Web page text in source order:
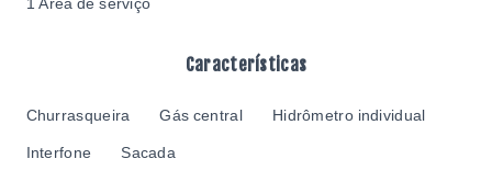
Características
Churrasqueira Gás central Hidrômetro individual
Interfone Sacada